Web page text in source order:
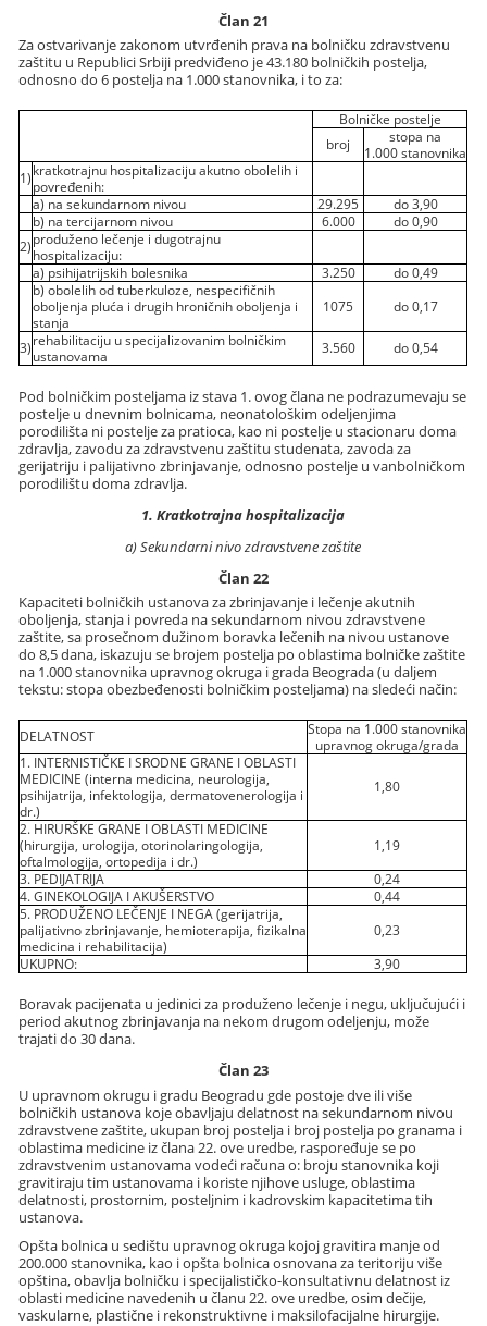
Član 21
Za ostvarivanje zakonom utvrđenih prava na bolničku zdravstvenu
zaštitu u Republici Srbiji predviđeno je 43.180 bolničkih postelja,
odnosno do 6 postelja na 1.000 stanovnika, i to za:
Bolničke postelje
broj
stopa na
1.000 stanovnika
1)kratkotrajnu hospitalizaciju akutno obolelih i
povređenih:
a) na sekundarnom nivou
29.295
do 3,90
b) na tercijarnom nivou
6.000
do 0,90
2)produženo lečenje i dugotrajnu
hospitalizaciju:
a) psihijatrijskih bolesnika
3.250
do 0,49
b) obolelih od tuberkuloze, nespecifičnih
oboljenja pluća i drugih hroničnih oboljenja i
stanja
1075 do 0,17
3)rehabilitaciju u specijalizovanim bolničkim
ustanovama
3.560 do 0,54
Pod bolničkim posteljama iz stava 1. ovog člana ne podrazumevaju se
postelje u dnevnim bolnicama, neonatološkim odeljenjima
porodilišta ni postelje za pratioca, kao ni postelje u stacionaru doma
zdravlja, zavodu za zdravstvenu zaštitu studenata, zavoda za
gerijatriju i palijativno zbrinjavanje, odnosno postelje u vanbolničkom
porodilištu doma zdravlja.
1. Kratkotrajna hospitalizacija
a) Sekundarni nivo zdravstvene zaštite
Član 22
Kapaciteti bolničkih ustanova za zbrinjavanje i lečenje akutnih
oboljenja, stanja i povreda na sekundarnom nivou zdravstvene
zaštite, sa prosečnom dužinom boravka lečenih na nivou ustanove
do 8,5 dana, iskazuju se brojem postelja po oblastima bolničke zaštite
na 1.000 stanovnika upravnog okruga i grada Beograda (u daljem
tekstu: stopa obezbeđenosti bolničkim posteljama) na sledeći način:
DELATNOST
Stopa na 1.000 stanovnika
upravnog okruga/grada
1. INTERNISTIČKE I SRODNE GRANE I OBLASTI
MEDICINE (interna medicina, neurologija,
psihijatrija, infektologija, dermatovenerologija i
dr.)
1,80
2. HIRURŠKE GRANE I OBLASTI MEDICINE
(hirurgija, urologija, otorinolaringologija,
oftalmologija, ortopedija i dr.)
1,19
3. PEDIJATRIJA
0,24
4. GINEKOLOGIJA I AKUŠERSTVO
0,44
5. PRODUŽENO LEČENJE I NEGA (gerijatrija,
palijativno zbrinjavanje, hemioterapija, fizikalna
medicina i rehabilitacija)
0,23
UKUPNO:
3,90
Boravak pacijenata u jedinici za produženo lečenje i negu, uključujući i
period akutnog zbrinjavanja na nekom drugom odeljenju, može
trajati do 30 dana.
Član 23
U upravnom okrugu i gradu Beogradu gde postoje dve ili više
bolničkih ustanova koje obavljaju delatnost na sekundarnom nivou
zdravstvene zaštite, ukupan broj postelja i broj postelja po granama i
oblastima medicine iz člana 22. ove uredbe, raspoređuje se po
zdravstvenim ustanovama vodeći računa o: broju stanovnika koji
gravitiraju tim ustanovama i koriste njihove usluge, oblastima
delatnosti, prostornim, posteljnim i kadrovskim kapacitetima tih
ustanova.
Opšta bolnica u sedištu upravnog okruga kojoj gravitira manje od
200.000 stanovnika, kao i opšta bolnica osnovana za teritoriju više
opština, obavlja bolničku i specijalističko-konsultativnu delatnost iz
oblasti medicine navedenih u članu 22. ove uredbe, osim dečije,
vaskularne, plastične i rekonstruktivne i maksilofacijalne hirurgije.